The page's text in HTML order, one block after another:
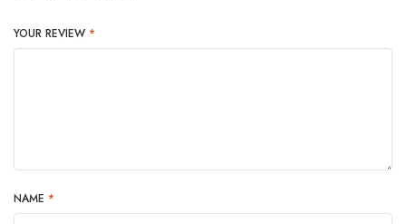
YOUR REVIEW *
NAME *